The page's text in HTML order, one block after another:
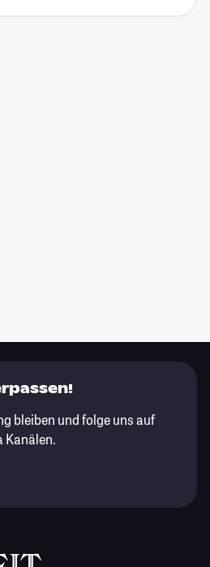
bleiben und folge uns auf
Kanälen.